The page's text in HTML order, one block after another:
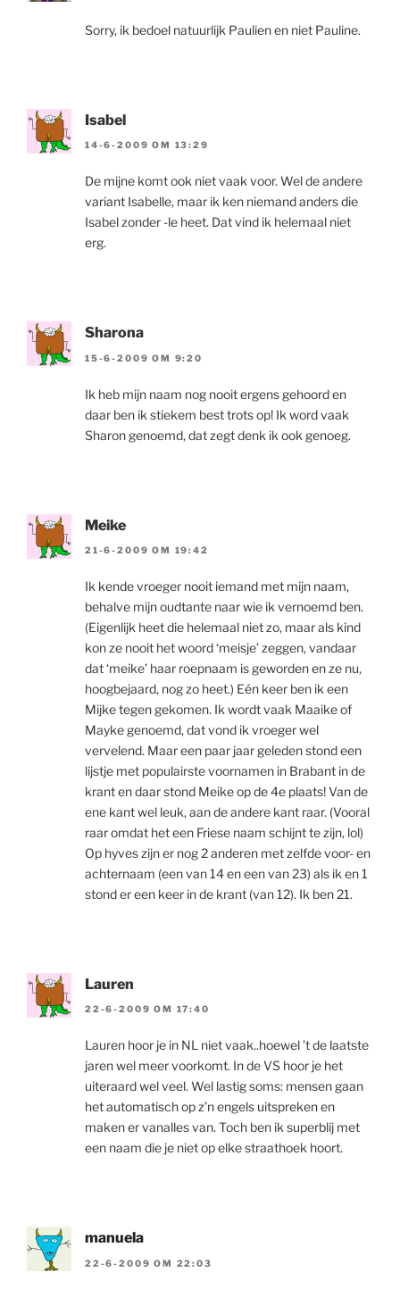
Sorry, ik bedoel natuurlijk Paulien en niet Pauline.
Isabel
14-6-2009 OM 13:29
De mijne komt ook niet vaak voor. Wel de andere
variant Isabelle, maar ik ken niemand anders die
Isabel zonder -le heet. Dat vind ik helemaal niet
erg.
Sharona
15-6-2009 OM 9:20
Ik heb mijn naam nog nooit ergens gehoord en
daar ben ik stiekem best trots op! Ik word vaak
Sharon genoemd, dat zegt denk ik ook genoeg.
Meike
21-6-2009 OM 19:42
Ik kende vroeger nooit iemand met mijn naam,
behalve mijn oudtante naar wie ik vernoemd ben.
(Eigenlijk heet die helemaal niet zo, maar als kind
kon ze nooit het woord ‘meisje’ zeggen, vandaar
dat ‘meike’ haar roepnaam is geworden en ze nu,
hoogbejaard, nog zo heet.) Eén keer ben ik een
Mijke tegen gekomen. Ik wordt vaak Maaike of
Mayke genoemd, dat vond ik vroeger wel
vervelend. Maar een paar jaar geleden stond een
lijstje met populairste voornamen in Brabant in de
krant en daar stond Meike op de 4e plaats! Van de
ene kant wel leuk, aan de andere kant raar. (Vooral
raar omdat het een Friese naam schijnt te zijn, lol)
Op hyves zijn er nog 2 anderen met zelfde voor- en
achternaam (een van 14 en een van 23) als ik en 1
stond er een keer in de krant (van 12). Ik ben 21.
Lauren
22-6-2009 OM 17:40
Lauren hoor je in NL niet vaak..hoewel ’t de laatste
jaren wel meer voorkomt. In de VS hoor je het
uiteraard wel veel. Wel lastig soms: mensen gaan
het automatisch op z’n engels uitspreken en
maken er vanalles van. Toch ben ik superblij met
een naam die je niet op elke straathoek hoort.
manuela
22-6-2009 OM 22:03